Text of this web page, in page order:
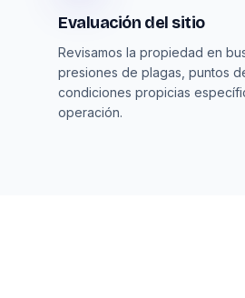
Evaluación del sitio
Revisamos la propiedad en
presiones de plagas, puntos
condiciones propicias
operación.